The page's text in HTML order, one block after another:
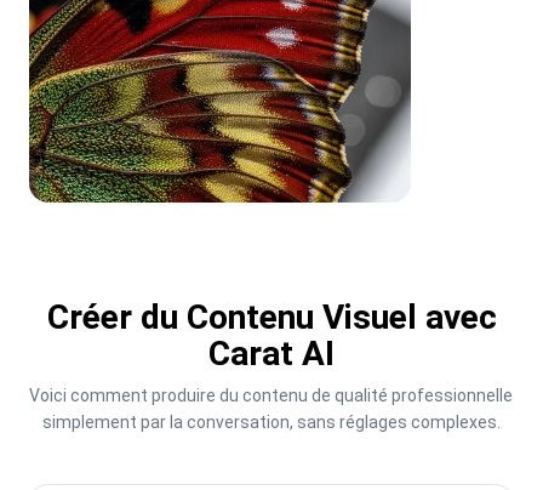
Créer du Contenu Visuel avec
Carat AI
Voici comment produire du contenu de qualité professionnelle
simplement par la conversation, sans réglages complexes.